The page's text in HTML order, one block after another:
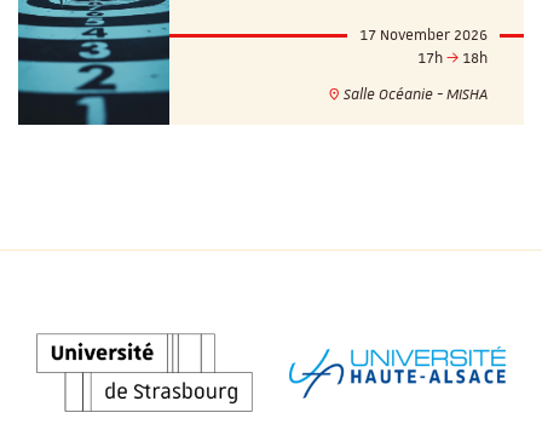
17 November 2026
17h
18h
Salle Océanie - MISHA